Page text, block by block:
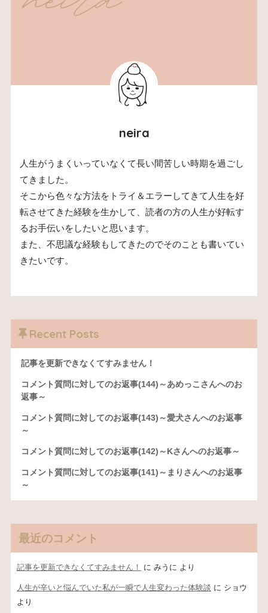
neira
人生がうまくいっていなくて長い間苦しい時期を過ごし
てきました。
そこから色々な方法をトライ＆エラーしてきて人生を好
転させてきた経験を生かして、読者の方の人生が好転す
るお手伝いをしたいと思います。
また、不思議な経験もしてきたのでそのことも書いてい
きたいです。
Recent Posts
記事を更新できなくてすみません！
コメント質問に対してのお返事(144)～あめっこさんへのお
返事～
コメント質問に対してのお返事(143)～愛犬さんへのお返事
～
コメント質問に対してのお返事(142)～Kさんへのお返事～
コメント質問に対してのお返事(141)～まりさんへのお返事
～
最近のコメント
記事を更新できなくてすみません！ に みうに より
人生が辛いと悩んでいた私が一瞬で人生変わった体験談 に ショウ
より